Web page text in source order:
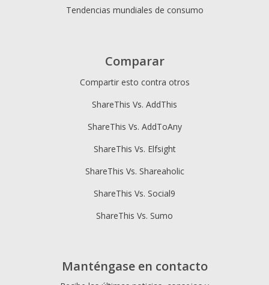
Tendencias mundiales de consumo
Comparar
Compartir esto contra otros
ShareThis Vs. AddThis
ShareThis Vs. AddToAny
ShareThis Vs. Elfsight
ShareThis Vs. Shareaholic
ShareThis Vs. Social9
ShareThis Vs. Sumo
Manténgase en contacto